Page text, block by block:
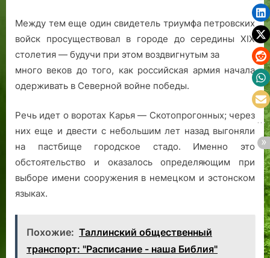
Между тем еще один свидетель триумфа петровских
войск просуществовал в городе до середины XIX
столетия — будучи при этом воздвигнутым за
много веков до того, как российская армия начала
одерживать в Северной войне победы.
Речь идет о воротах Карья — Скотопрогонных; через
них еще и двести с небольшим лет назад выгоняли
на пастбище городское стадо. Именно это
обстоятельство и оказалось определяющим при
выборе имени сооружения в немецком и эстонском
языках.
Похожие: Таллинский общественный
транспорт: "Расписание - наша Библия"